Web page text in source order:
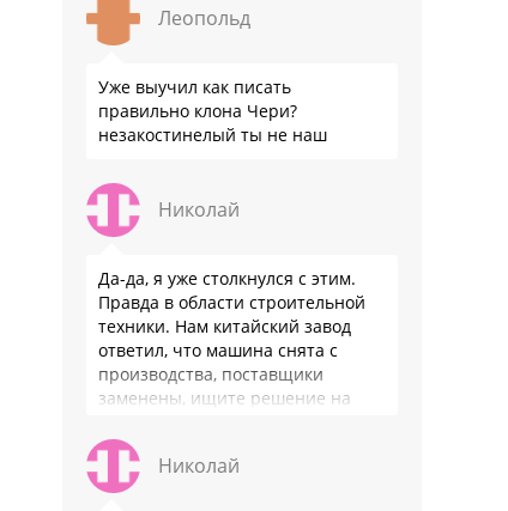
Леопольд
Уже выучил как писать
правильно клона Чери?
незакостинелый ты не наш
Николай
Да-да, я уже столкнулся с этим.
Правда в области строительной
техники. Нам китайский завод
ответил, что машина снята с
производства, поставщики
заменены, ищите решение на
официальном бланке …
Николай